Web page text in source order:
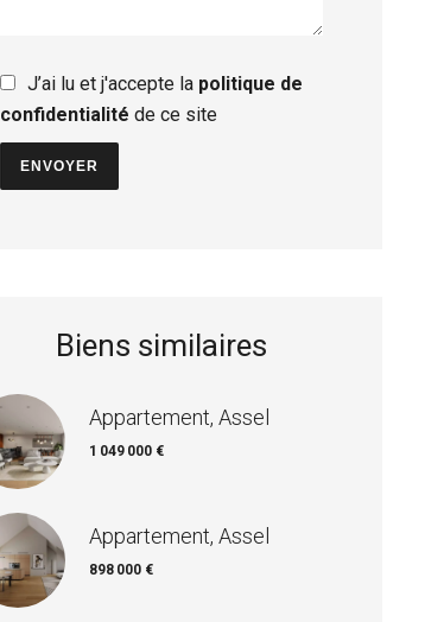
J’ai lu et j'accepte la politique de
confidentialité de ce site
ENVOYER
Biens similaires
Appartement, Assel
1 049 000 €
Appartement, Assel
898 000 €